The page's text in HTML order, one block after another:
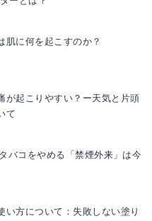
肌に何を起こすのか？
が起こりやすい？ー天気と片頭
て
バコをやめる「禁煙外来」は今
い方について：失敗しない塗り